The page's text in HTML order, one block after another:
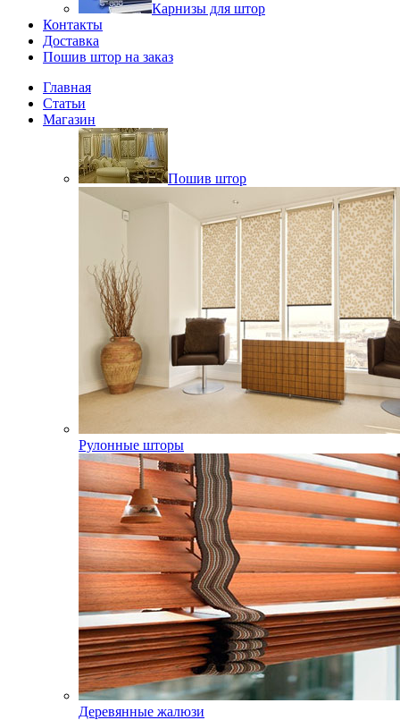
Карнизы для штор
Контакты
Доставка
Пошив штор на заказ
Главная
Статьи
Магазин
Пошив штор
Рулонные шторы
Деревянные жалюзи